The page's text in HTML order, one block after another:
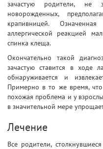
зачастую родители, не
новорожденных,
крапивницей. Означенная
аллергической реакцией
спинка клеща.
Окончательно такой
зачастую ставится в ходе
обнаруживается и
Примерно в то же время, что
похожая проблема и у
в значительной мере
Лечение
Все родители,